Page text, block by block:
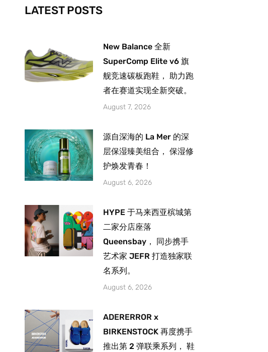
-
f
m
LATEST POSTS
New Balance 全新
SuperComp Elite v6 旗
舰竞速碳板跑鞋， 助力跑
者在赛道实现全新突破。
August 7, 2026
源自深海的 La Mer 的深
层保湿臻美组合， 保湿修
护焕发青春！
August 6, 2026
HYPE 于马来西亚槟城第
二家分店座落
Queensbay， 同步携手
艺术家 JEFR 打造独家联
名系列。
August 6, 2026
ADERERROR x
BIRKENSTOCK 再度携手
推出第 2 弹联乘系列， 鞋